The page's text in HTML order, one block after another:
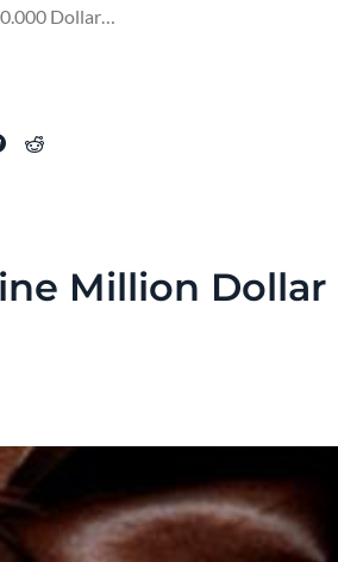
Dollar…
Million Dollar